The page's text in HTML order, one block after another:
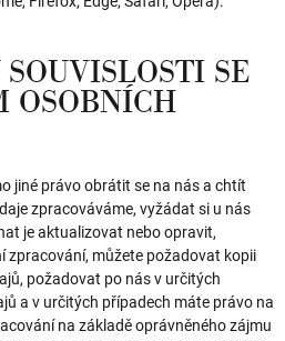
SOUVISLOSTI SE
OSOBNÍCH
jiné právo obrátit se na nás a chtít
zpracováváme, vyžádat si u nás
je aktualizovat nebo opravit,
zpracování, můžete požadovat kopii
požadovat po nás v určitých
a v určitých případech máte právo na
na základě oprávněného zájmu